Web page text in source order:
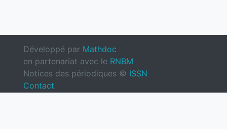
Développé par Mathdoc
en partenariat avec le RNBM
Notices des périodiques © ISSN
Contact